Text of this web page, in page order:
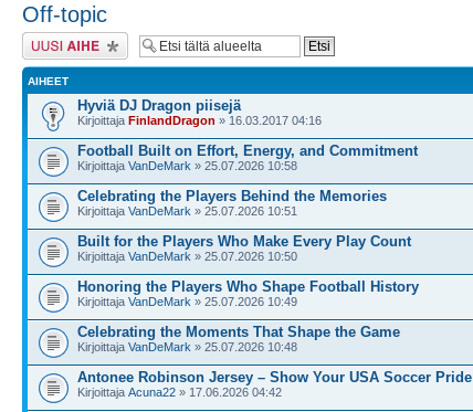
Off-topic
Lähetä uusi viesti
AIHEET
Hyviä DJ Dragon piisejä
Kirjoittaja FinlandDragon » 16.03.2017 04:16
Football Built on Effort, Energy, and Commitment
Kirjoittaja VanDeMark » 25.07.2026 10:58
Celebrating the Players Behind the Memories
Kirjoittaja VanDeMark » 25.07.2026 10:51
Built for the Players Who Make Every Play Count
Kirjoittaja VanDeMark » 25.07.2026 10:50
Honoring the Players Who Shape Football History
Kirjoittaja VanDeMark » 25.07.2026 10:49
Celebrating the Moments That Shape the Game
Kirjoittaja VanDeMark » 25.07.2026 10:48
Antonee Robinson Jersey – Show Your USA Soccer Pride
Kirjoittaja Acuna22 » 17.06.2026 04:42